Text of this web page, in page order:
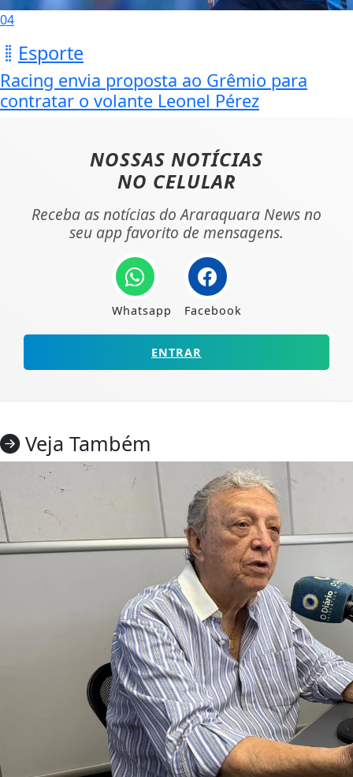
04
Esporte
Racing envia proposta ao Grêmio para
contratar o volante Leonel Pérez
NOSSAS NOTÍCIAS
NO CELULAR
Receba as notícias do Araraquara News no
seu app favorito de mensagens.
Whatsapp Facebook
ENTRAR
Veja Também